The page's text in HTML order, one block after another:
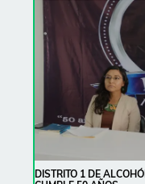
DISTRITO 1 DE